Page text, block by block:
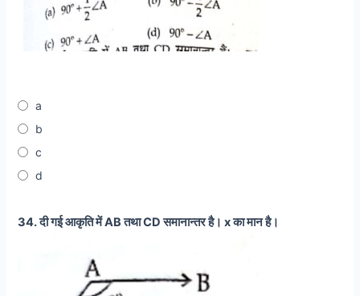
a
b
c
d
34. दी गई आकृति में AB तथा CD समानान्तर है। x का मान है।